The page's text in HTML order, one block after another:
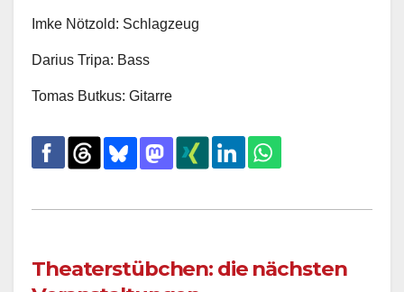
Imke Nötzold: Schlagzeug
Darius Tripa: Bass
Tomas Butkus: Gitarre
Theaterstübchen: die nächsten